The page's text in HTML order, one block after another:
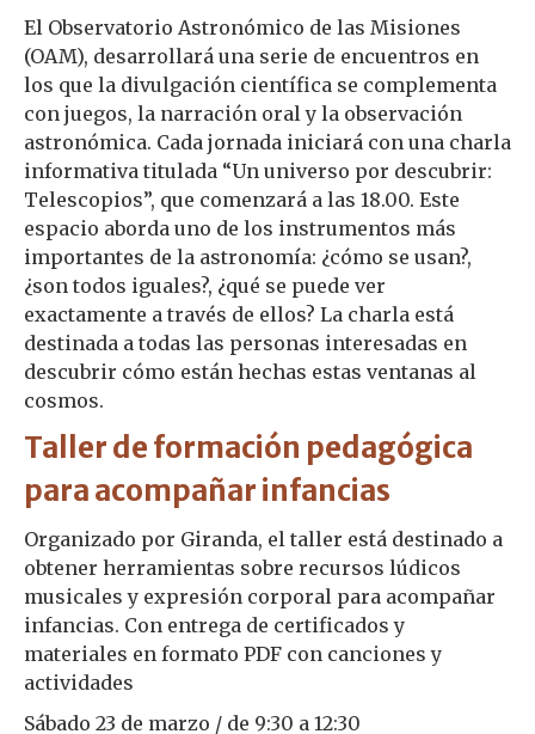
El Observatorio Astronómico de las Misiones
(OAM), desarrollará una serie de encuentros en
los que la divulgación científica se complementa
con juegos, la narración oral y la observación
astronómica. Cada jornada iniciará con una charla
informativa titulada “Un universo por descubrir:
Telescopios”, que comenzará a las 18.00. Este
espacio aborda uno de los instrumentos más
importantes de la astronomía: ¿cómo se usan?,
¿son todos iguales?, ¿qué se puede ver
exactamente a través de ellos? La charla está
destinada a todas las personas interesadas en
descubrir cómo están hechas estas ventanas al
cosmos.
Taller de formación pedagógica
para acompañar infancias
Organizado por Giranda, el taller está destinado a
obtener herramientas sobre recursos lúdicos
musicales y expresión corporal para acompañar
infancias. Con entrega de certificados y
materiales en formato PDF con canciones y
actividades
Sábado 23 de marzo / de 9:30 a 12:30